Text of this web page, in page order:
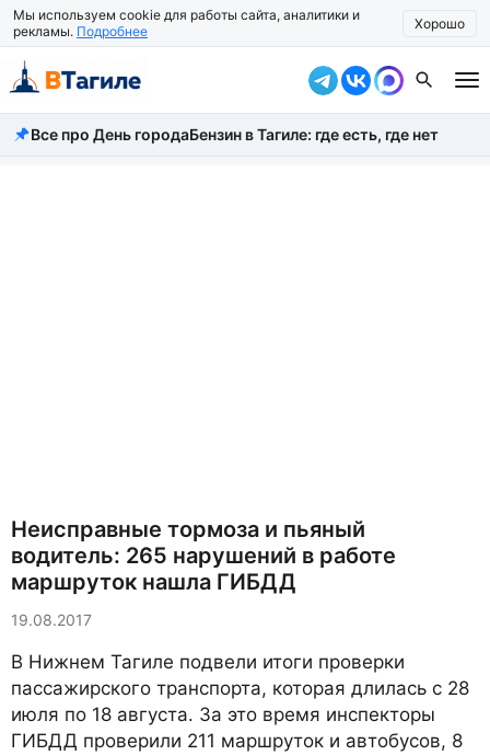
Мы используем cookie для работы сайта, аналитики и
рекламы. Подробнее Хорошо
Все новости
Все про День городаБензин в Тагиле: где есть, где нет
Неисправные тормоза и пьяный
водитель: 265 нарушений в работе
маршруток нашла ГИБДД
19.08.2017
В Нижнем Тагиле подвели итоги проверки
пассажирского транспорта, которая длилась с 28
июля по 18 августа. За это время инспекторы
ГИБДД проверили 211 маршруток и автобусов, 8